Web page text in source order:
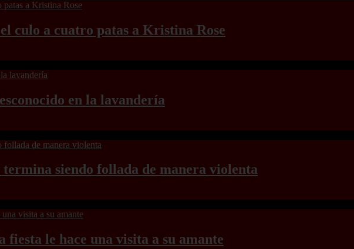
culo a cuatro patas a Kristina Rose
en la lavandería
siendo follada de manera violenta
fiesta le hace una visita a su amante